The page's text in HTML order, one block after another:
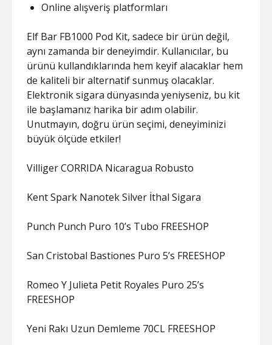
Online alışveriş platformları
Elf Bar FB1000 Pod Kit, sadece bir ürün değil,
aynı zamanda bir deneyimdir. Kullanıcılar, bu
ürünü kullandıklarında hem keyif alacaklar hem
de kaliteli bir alternatif sunmuş olacaklar.
Elektronik sigara dünyasında yeniyseniz, bu kit
ile başlamanız harika bir adım olabilir.
Unutmayın, doğru ürün seçimi, deneyiminizi
büyük ölçüde etkiler!
Villiger CORRIDA Nicaragua Robusto
Kent Spark Nanotek Silver İthal Sigara
Punch Punch Puro 10’s Tubo FREESHOP
San Cristobal Bastiones Puro 5’s FREESHOP
Romeo Y Julieta Petit Royales Puro 25’s
FREESHOP
Yeni Rakı Uzun Demleme 70CL FREESHOP